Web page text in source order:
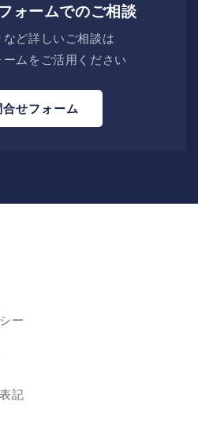
ォームでのご相談
など詳しいご相談は
ムをご活用ください
合せフォーム
ー
記